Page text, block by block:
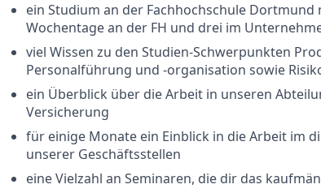
ein Studium an der Fachhochschule Dortmund
Wochentage an der FH und drei im
viel Wissen zu den Studien-Schwerpunkten
Personalführung und -organisation sowie
ein Überblick über die Arbeit in unseren
Versicherung
für einige Monate ein Einblick in die Arbeit im
unserer Geschäftsstellen
eine Vielzahl an Seminaren, die dir das